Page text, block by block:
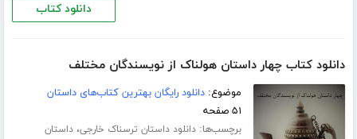
دانلود کتاب
دانلود کتاب چهار داستان هولناک از نویسندگان مختلف
موضوع:دانلود رایگان بهترین کتاب‌های داستان
۵۱ صفحه
برچسب‌ها:دانلود داستان ترسناک خارجی،داستان